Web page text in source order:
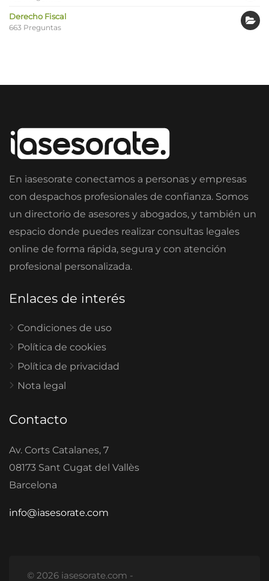
Derecho Fiscal
663 Preguntas
En iasesorate conectamos a personas y empresas
con despachos profesionales de confianza. Somos
un directorio de asesores y abogados, y también un
espacio donde puedes realizar consultas legales
online de forma rápida, segura y con atención
profesional personalizada.
Enlaces de interés
Condiciones de uso
Política de cookies
Política de privacidad
Nota legal
Contacto
Av. Corts Catalanes, 7
08173 Sant Cugat del Vallès
Barcelona
info@iasesorate.com
© 2026 iasesorate.com -